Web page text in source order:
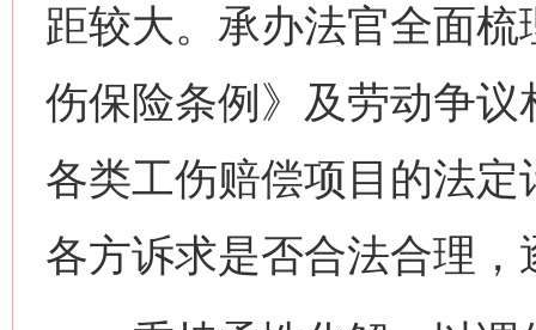
距较大。承办法官全面
伤保险条例》及劳动争
各类工伤赔偿项目的法
各方诉求是否合法合理